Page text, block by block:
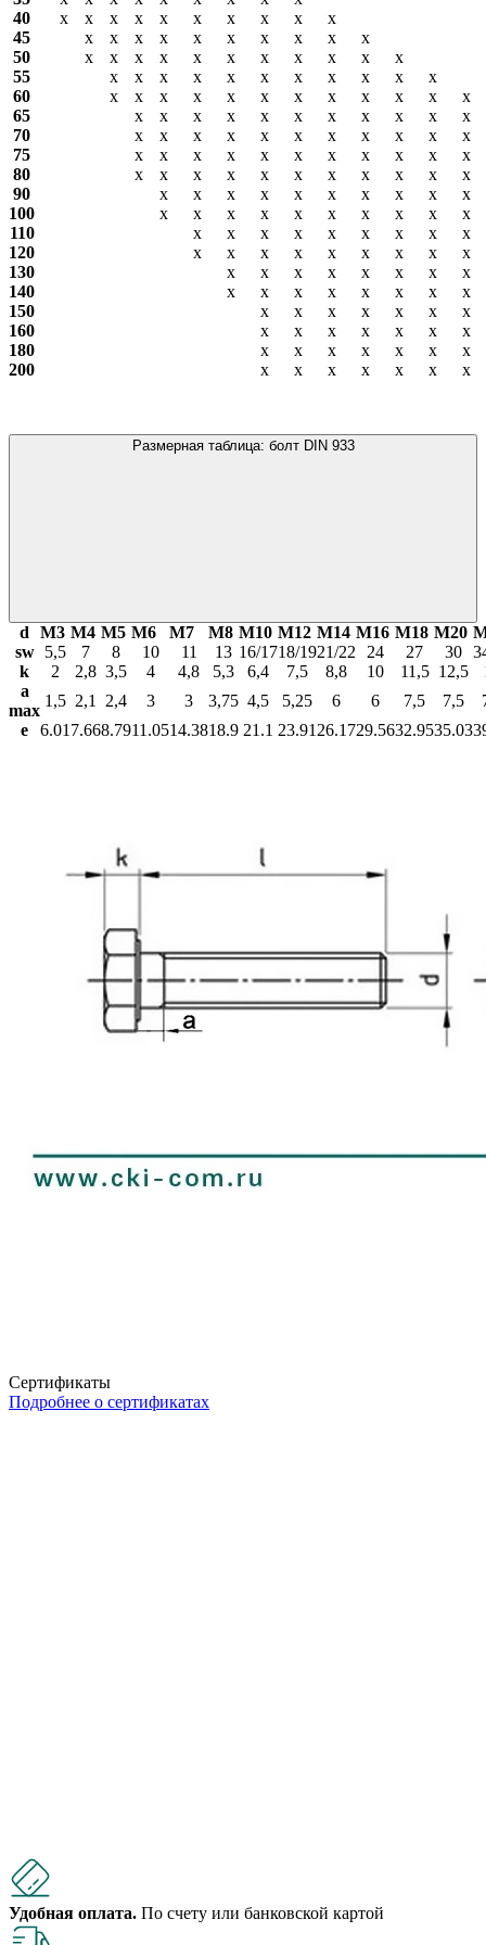
40
х х х х х х х х х
х
45
х х х х х х х х х
х
50
х х х х х х х х х х
х
55
х х х х х х х х х х
х
60
х х х х х х х х х х х
х
65
х х х х х х х х х х
х
70
х х х х х х х х х х
х
75
х х х х х х х х х х
х
80
х х х х х х х х х х
х
90
х х х х х х х х х
х
100
х х х х х х х х х
х
110
х х х х х х х х
х
120
х х х х х х х х
х
130
х х х х х х х
х
140
х х х х х х х
х
150
х х х х х х
х
160
х х х х х х
х
180
х х х х х х
х
200
х х х х х х х
Размерная таблица: болт DIN 933
d М3 М4 М5 М6 М7 М8 М10 М12 М14 М16 М18 М20
sw
5,5 7 8 10 11 13 16/1718/1921/22 24 27 30
k
2 2,8 3,5 4 4,8 5,3 6,4 7,5 8,8 10 11,5 12,5
a
max
1,5 2,1 2,4 3 3 3,75 4,5 5,25 6 6 7,5 7,5
e
6.01 7.668.7911.0514.3818.9 21.1 23.91 26.1729.5632.9535.03
Сертификаты
Подробнее о сертификатах
Удобная оплата. По счету или банковской картой